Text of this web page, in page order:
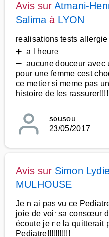
Avis sur Atmani-
Salima à LYON
realisations tests allergie
➕ a l heure
➖ aucune douceur avec
pour une femme cest
ce metier si meme pas
histoire de les rassurer!!!!
sousou
23/05/2017
Avis sur Simon Lydie
MULHOUSE
Je n ai pas vu ce
joie de voir sa consœur
écoute je ne la quitterait
Pediatre!!!!!!!!!!!